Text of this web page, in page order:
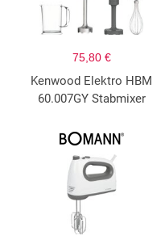
75,80 €
Kenwood Elektro HBM
60.007GY Stabmixer